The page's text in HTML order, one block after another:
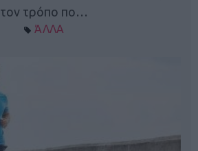
τον τρόπο πο…
ΆΛΛΑ